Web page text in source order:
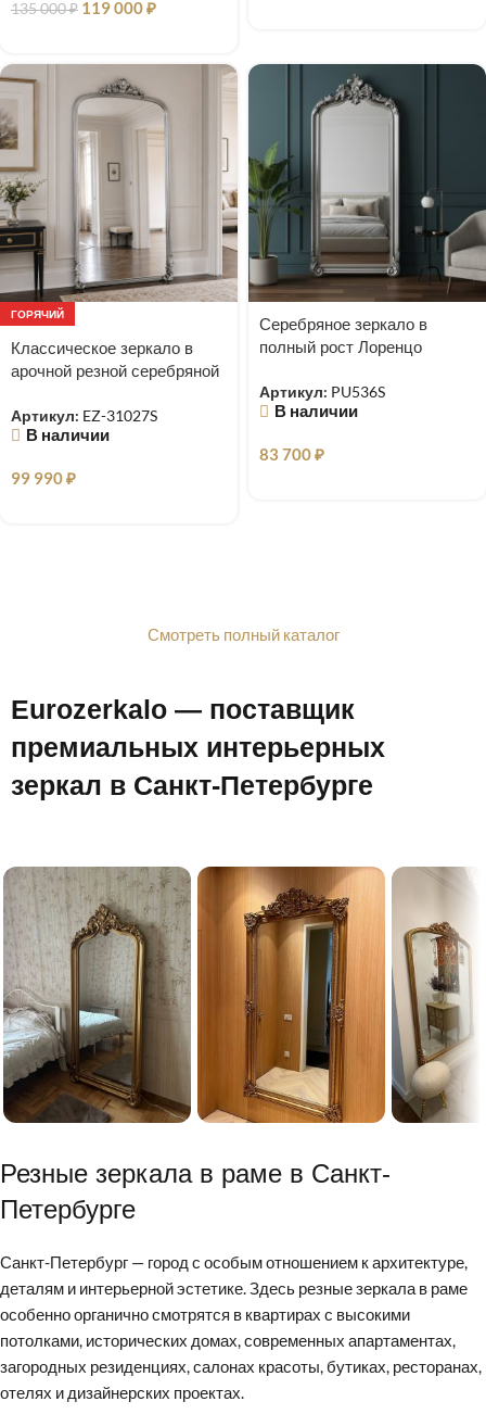
135 000₽ 119 000₽
ГОРЯЧИЙ
Классическое зеркало в
арочной резной серебряной
Артикул: EZ-31027S
В наличии
99 990₽
Серебряное зеркало в
полный рост Лоренцо
Артикул: PU536S
В наличии
83 700₽
Смотреть полный каталог
Eurozerkalo — поставщик
премиальных интерьерных
зеркал в Санкт-Петербурге
Резные зеркала в раме в Санкт-
Петербурге
Санкт-Петербург — город с особым отношением к архитектуре,
деталям и интерьерной эстетике. Здесь резные зеркала в раме
особенно органично смотрятся в квартирах с высокими
потолками, исторических домах, современных апартаментах,
загородных резиденциях, салонах красоты, бутиках, ресторанах,
отелях и дизайнерских проектах.